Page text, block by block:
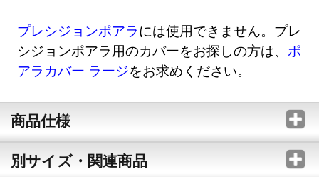
プレシジョンポアラには使用できません。プレ
シジョンポアラ用のカバーをお探しの方は、ポ
アラカバー ラージをお求めください。
商品仕様
別サイズ・関連商品